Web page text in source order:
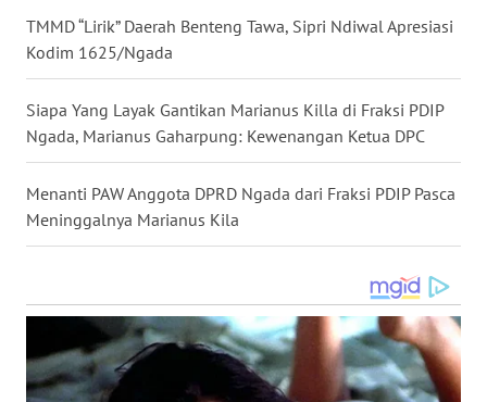
TMMD “Lirik” Daerah Benteng Tawa, Sipri Ndiwal Apresiasi
Kodim 1625/Ngada
Siapa Yang Layak Gantikan Marianus Killa di Fraksi PDIP
Ngada, Marianus Gaharpung: Kewenangan Ketua DPC
Menanti PAW Anggota DPRD Ngada dari Fraksi PDIP Pasca
Meninggalnya Marianus Kila
SULUT
MALUKU
WN
MALUT
WN
DANAU
TOBA